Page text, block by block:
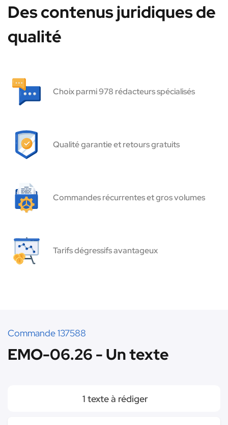
Des contenus juridiques de
qualité
Choix parmi 978 rédacteurs spécialisés
Qualité garantie et retours gratuits
Commandes récurrentes et gros volumes
Tarifs dégressifs avantageux
Commande 137588
EMO-06.26 - Un texte
1 texte à rédiger